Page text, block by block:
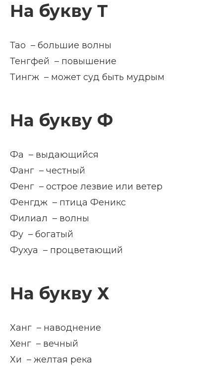
На букву Т
Тао – большие волны
Тенгфей – повышение
Тингж – может суд быть мудрым
На букву Ф
Фа – выдающийся
Фанг – честный
Фенг – острое лезвие или ветер
Фенгдж – птица Феникс
Филиал – волны
Фу – богатый
Фухуа – процветающий
На букву Х
Ханг – наводнение
Хенг – вечный
Хи – желтая река